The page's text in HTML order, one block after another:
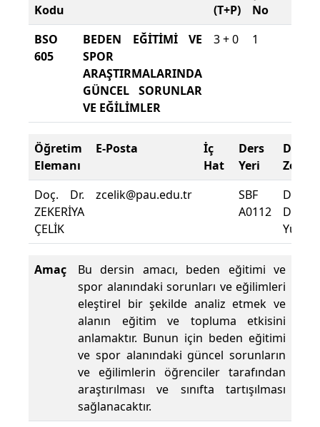
Kodu
(T+P)
No
BSO
605
BEDEN EĞİTİMİ VE
SPOR
ARAŞTIRMALARINDA
GÜNCEL SORUNLAR
VE EĞİLİMLER
3 + 0 1
Öğretim
Elemanı
E-Posta
İç
Hat
Ders
Yeri
Doç. Dr.
ZEKERİYA
ÇELİK
zcelik@pau.edu.tr
SBF
A0112
Dersin
Devam
Amaç
Bu dersin amacı, beden eğitimi ve
spor alanındaki sorunları ve eğilimleri
eleştirel bir şekilde analiz etmek ve
alanın eğitim ve topluma etkisini
anlamaktır. Bunun için beden eğitimi
ve spor alanındaki güncel sorunların
ve eğilimlerin öğrenciler tarafından
araştırılması ve sınıfta tartışılması
sağlanacaktır.